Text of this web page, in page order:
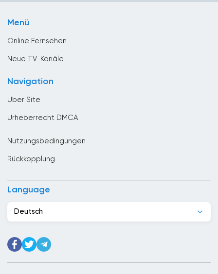
Dominikanische Republik
Dschibuti
Elfenbeinkuste
Menü
Online Fernsehen
Neue TV-Kanäle
Navigation
Über Site
Urheberrecht DMCA
Nutzungsbedingungen
Rückkopplung
Language
Deutsch